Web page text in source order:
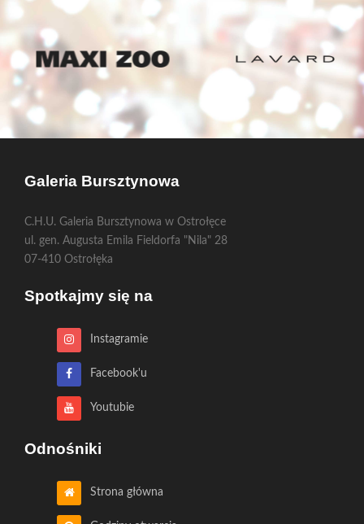
Galeria Bursztynowa
C.H.U. Galeria Bursztynowa w Ostrołęce
ul. gen. Augusta Emila Fieldorfa "Nila" 28
07-410 Ostrołęka
Spotkajmy się na
Instagramie
Facebook'u
Youtubie
Odnośniki
Strona główna